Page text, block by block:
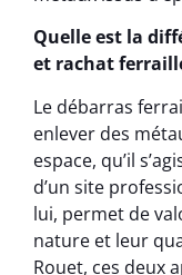
Quelle est la
et rachat
Le débarras
enlever des
espace, qu’il
d’un site
lui, permet de
nature et leur
Rouet, ces deux